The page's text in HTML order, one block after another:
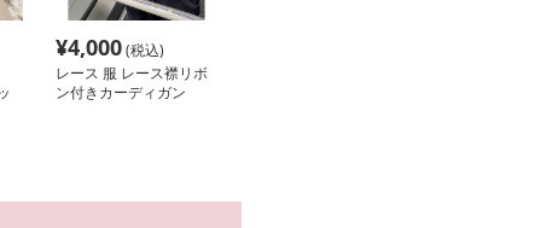
¥4,000(税込)
レース 服 レース襟リボ
ン付きカーディガン